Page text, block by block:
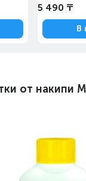
027)
5 490 ₸
В
от накипи